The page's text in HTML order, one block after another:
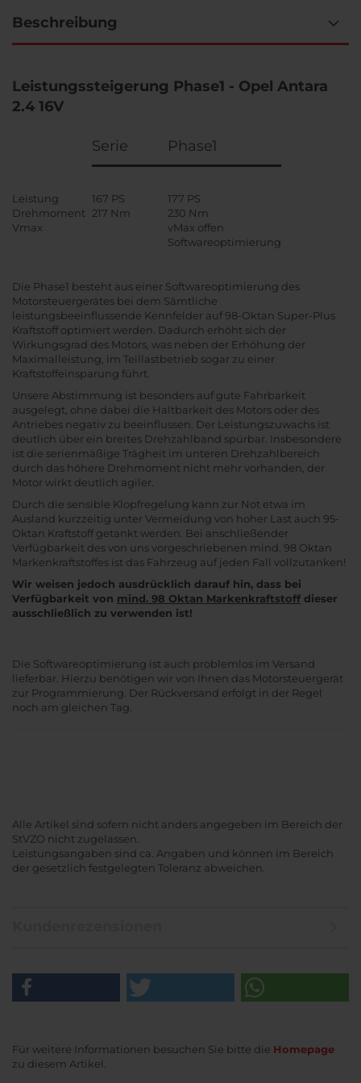
Beschreibung
Leistungssteigerung Phase1 - Opel Antara
2.4 16V
Serie Phase1
Leistung 167 PS
177 PS
Drehmoment
217 Nm
230 Nm
Vmax
vMax offen
Softwareoptimierung
Die Phase1 besteht aus einer Softwareoptimierung des
Motorsteuergerätes bei dem Sämtliche
leistungsbeeinflussende Kennfelder auf 98-Oktan Super-Plus
Kraftstoff optimiert werden. Dadurch erhöht sich der
Wirkungsgrad des Motors, was neben der Erhöhung der
Maximalleistung, im Teillastbetrieb sogar zu einer
Kraftstoffeinsparung führt.
Unsere Abstimmung ist besonders auf gute Fahrbarkeit
ausgelegt, ohne dabei die Haltbarkeit des Motors oder des
Antriebes negativ zu beeinflussen. Der Leistungszuwachs ist
deutlich über ein breites Drehzahlband spürbar. Insbesondere
ist die serienmäßige Trägheit im unteren Drehzahlbereich
durch das höhere Drehmoment nicht mehr vorhanden, der
Motor wirkt deutlich agiler.
Durch die sensible Klopfregelung kann zur Not etwa im
Ausland kurzzeitig unter Vermeidung von hoher Last auch 95-
Oktan Kraftstoff getankt werden. Bei anschließender
Verfügbarkeit des von uns vorgeschriebenen mind. 98 Oktan
Markenkraftstoffes ist das Fahrzeug auf jeden Fall vollzutanken!
Wir weisen jedoch ausdrücklich darauf hin, dass bei
Verfügbarkeit von mind. 98 Oktan Markenkraftstoff dieser
ausschließlich zu verwenden ist!
Die Softwareoptimierung ist auch problemlos im Versand
lieferbar. Hierzu benötigen wir von Ihnen das Motorsteuergerät
zur Programmierung. Der Rückversand erfolgt in der Regel
noch am gleichen Tag.
Alle Artikel sind sofern nicht anders angegeben im Bereich der
StVZO nicht zugelassen.
Leistungsangaben sind ca. Angaben und können im Bereich
der gesetzlich festgelegten Toleranz abweichen.
Für weitere Informationen besuchen Sie bitte die Homepage
zu diesem Artikel.